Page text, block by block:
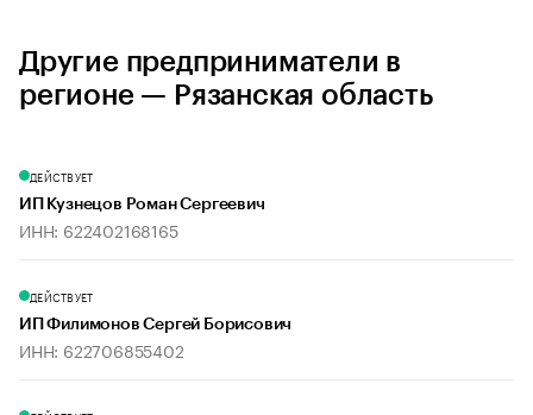
Другие предприниматели в
регионе — Рязанская область
ДЕЙСТВУЕТ
ИП Кузнецов Роман Сергеевич
ИНН: 622402168165
ДЕЙСТВУЕТ
ИП Филимонов Сергей Борисович
ИНН: 622706855402